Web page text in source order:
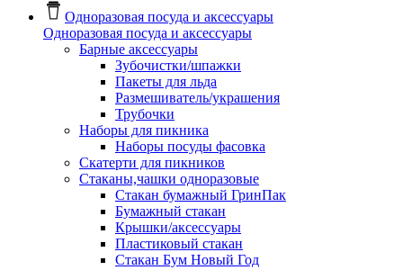
Одноразовая посуда и аксессуары
Одноразовая посуда и аксессуары
Барные аксессуары
Зубочистки/шпажки
Пакеты для льда
Размешиватель/украшения
Трубочки
Наборы для пикника
Наборы посуды фасовка
Скатерти для пикников
Стаканы,чашки одноразовые
Cтакан бумажный ГринПак
Бумажный стакан
Крышки/аксессуары
Пластиковый стакан
Стакан Бум Новый Год